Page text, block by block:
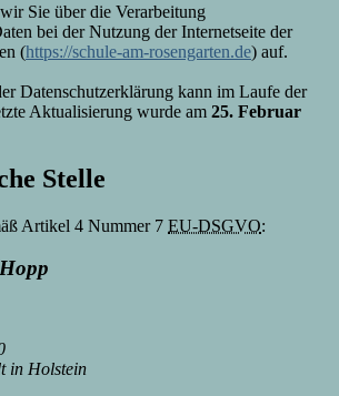
Sie über die Verarbeitung
bei der Nutzung der Internetseite der
(https://schule-am-rosengarten.de) auf.
Datenschutzerklärung kann im Laufe der
Aktualisierung wurde am 25. Februar
Stelle
Artikel 4 Nummer 7 EU-DSGVO:
in Holstein